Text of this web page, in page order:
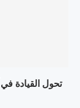
تحول القيادة